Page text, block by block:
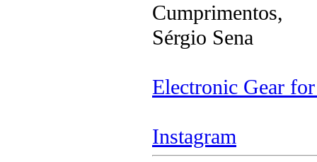
Cumprimentos,
Sérgio Sena
Electronic Gear
Instagram